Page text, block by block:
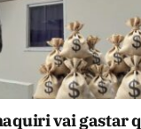
vai gastar